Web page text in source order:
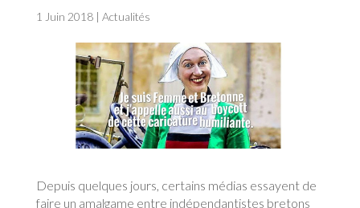
1 Juin 2018| Actualités
Depuis quelques jours, certains médias essayent de
faire un amalgame entre indépendantistes bretons